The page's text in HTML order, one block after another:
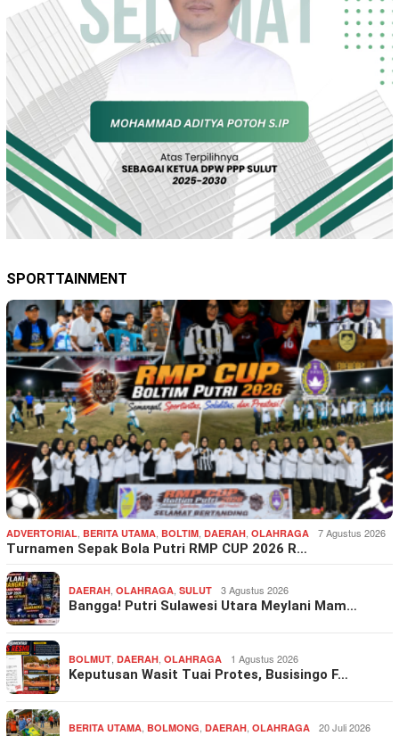
SPORTTAINMENT
ADVERTORIAL BERITA UTAMA BOLTIM DAERAH OLAHRAGA 7 Agustus 2026
Turnamen Sepak Bola Putri RMP CUP 2026 R…
DAERAH OLAHRAGA SULUT 3 Agustus 2026
Bangga! Putri Sulawesi Utara Meylani Mam…
BOLMUT DAERAH OLAHRAGA 1 Agustus 2026
Keputusan Wasit Tuai Protes, Busisingo F…
BERITA UTAMA BOLMONG DAERAH OLAHRAGA 20 Juli 2026